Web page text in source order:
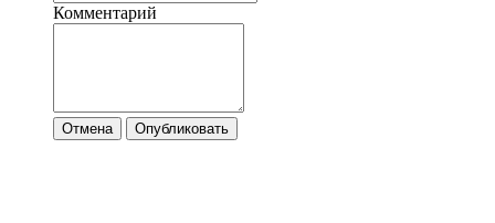
Комментарий
Отмена Опубликовать